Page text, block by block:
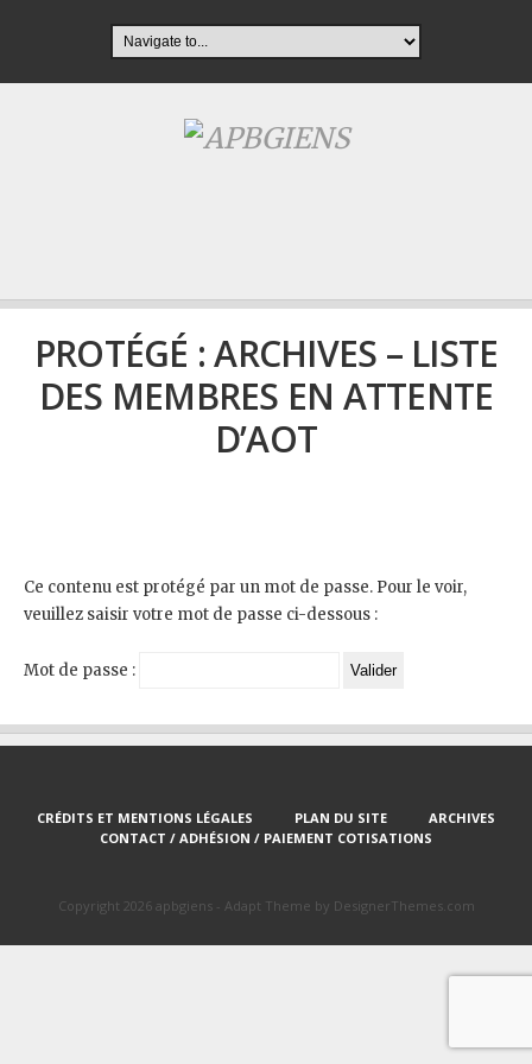
PROTÉGÉ : ARCHIVES – LISTE
DES MEMBRES EN ATTENTE
D’AOT
Ce contenu est protégé par un mot de passe. Pour le voir,
veuillez saisir votre mot de passe ci-dessous :
Mot de passe :
CRÉDITS ET MENTIONS LÉGALES PLAN DU SITE
ARCHIVES
CONTACT / ADHÉSION / PAIEMENT COTISATIONS
Copyright 2026 apbgiens - Adapt Theme by DesignerThemes.com